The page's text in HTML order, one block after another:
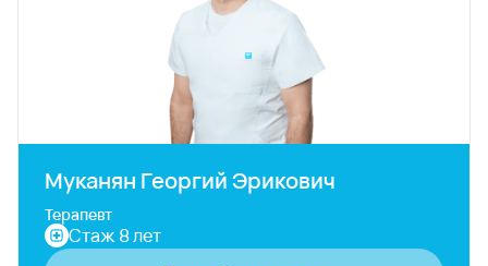
Муканян Георгий Эрикович
Терапевт
Стаж 8 лет